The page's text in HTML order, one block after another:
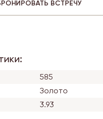
585
Золото
3.93